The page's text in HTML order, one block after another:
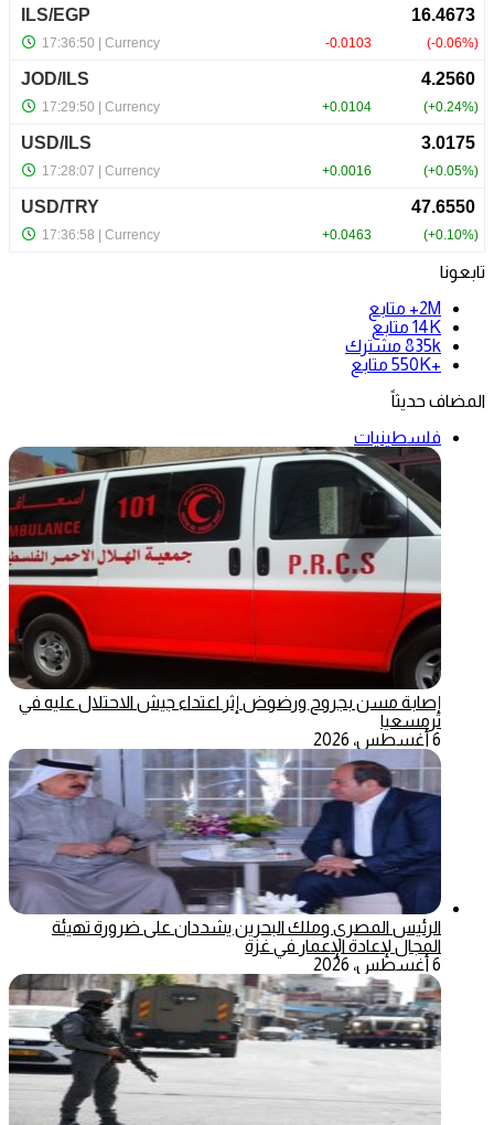
تابعونا
2M+
متابع
14K متابع
835k مشترك
+550K
متابع
المضاف حديثاً
فلسطينيات
إصابة مسن بجروح ورضوض إثر اعتداء جيش الاحتلال عليه في
ترمسعيا
6 أغسطس، 2026
الرئيس المصري وملك البحرين يشددان على ضرورة تهيئة
المجال لإعادة الإعمار في غزة
6 أغسطس، 2026